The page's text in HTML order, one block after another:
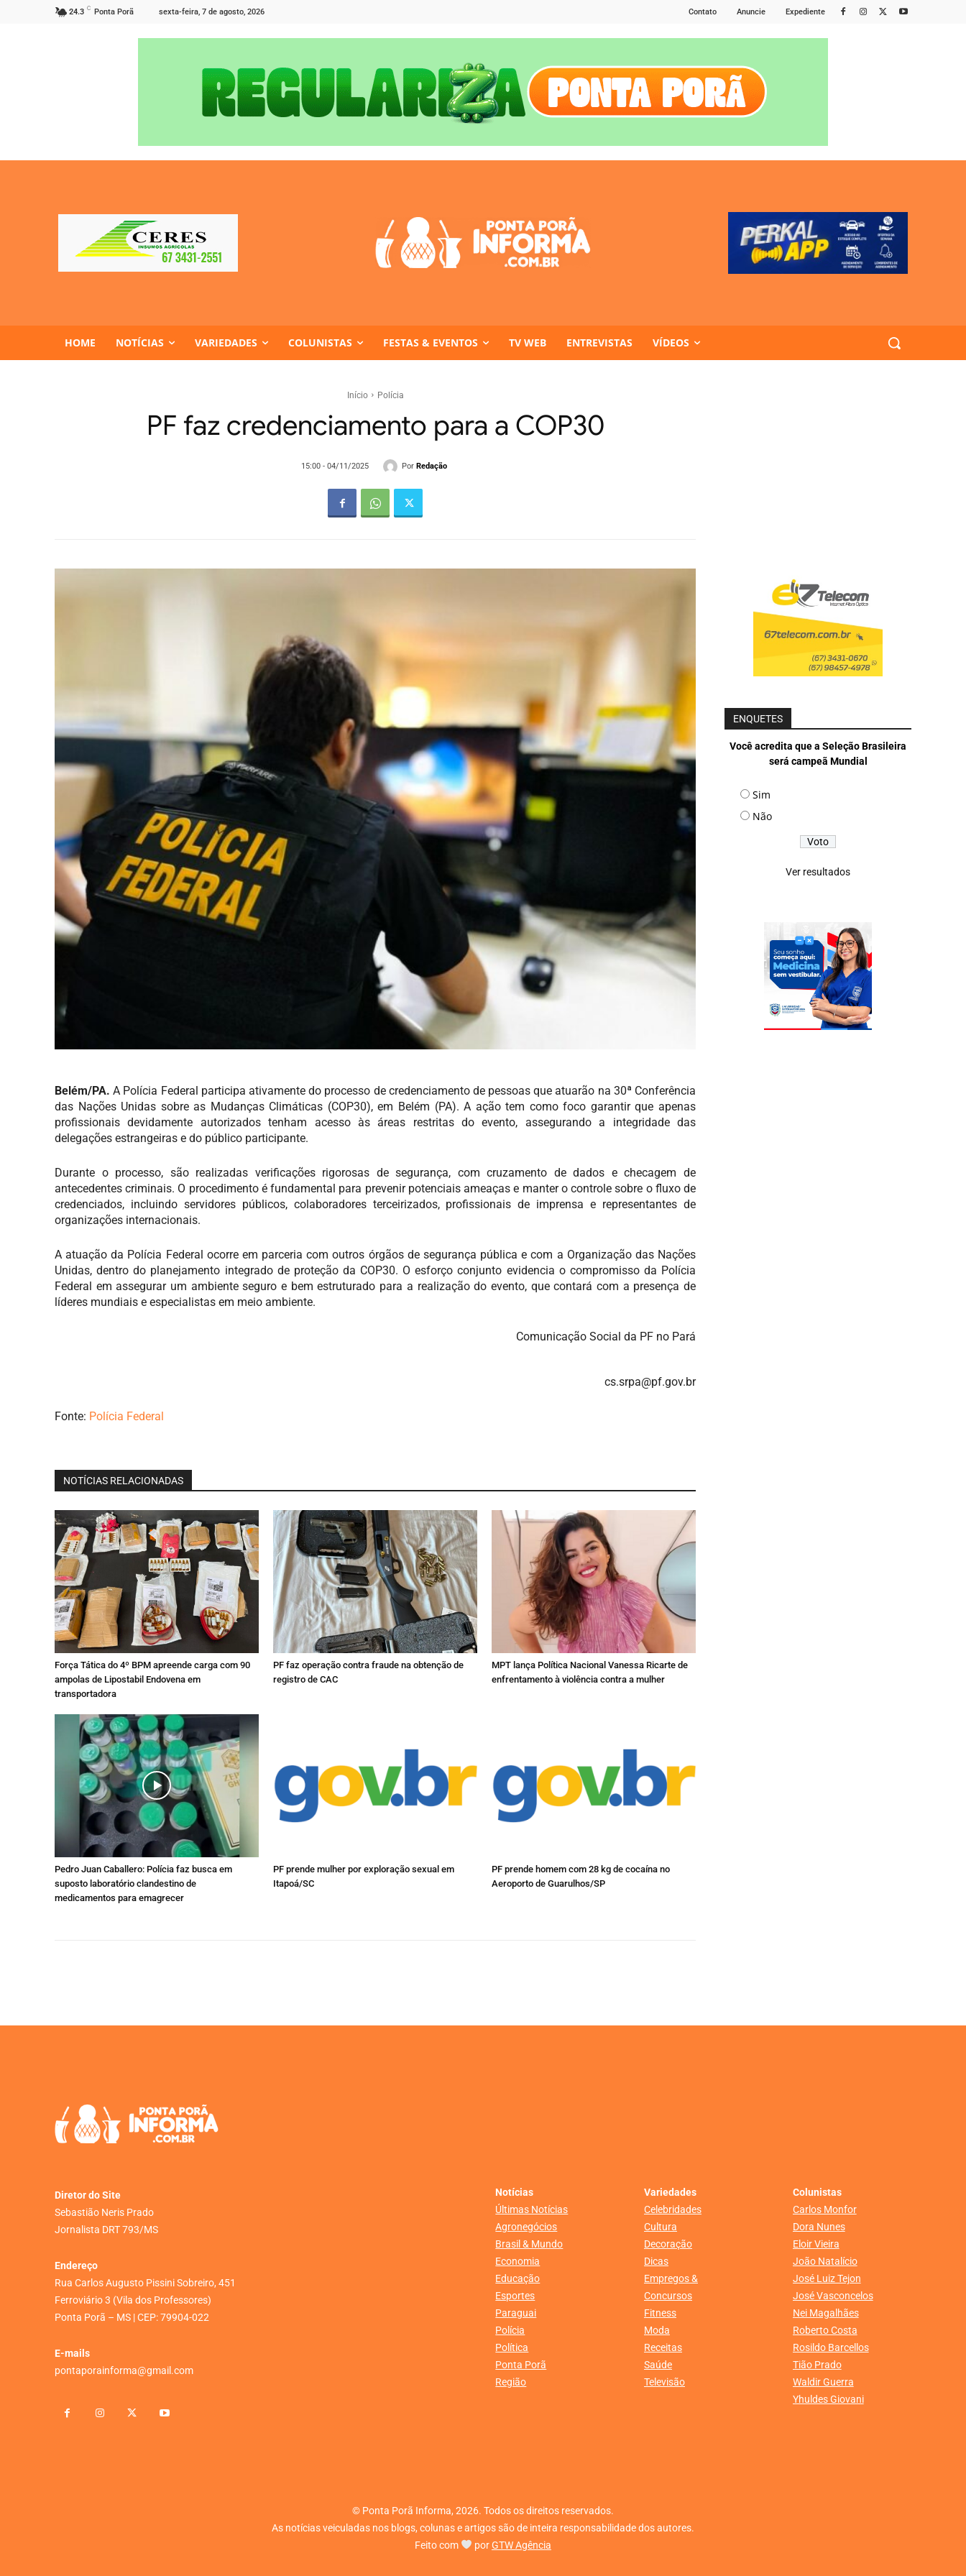
24.3 C Ponta Porã sexta-feira, 7 de agosto, 2026 Contato Anuncie Expediente
HOME NOTÍCIAS VARIEDADES COLUNISTAS FESTAS & EVENTOS TV WEB ENTREVISTAS VÍDEOS
Início Polícia
PF faz credenciamento para a COP30
15:00 - 04/11/2025 Por Redação
Belém/PA. A Polícia Federal participa ativamente do processo de credenciamento de pessoas que atuarão na 30ª Conferência
das Nações Unidas sobre as Mudanças Climáticas (COP30), em Belém (PA). A ação tem como foco garantir que apenas
profissionais devidamente autorizados tenham acesso às áreas restritas do evento, assegurando a integridade das
delegações estrangeiras e do público participante.
Durante o processo, são realizadas verificações rigorosas de segurança, com cruzamento de dados e checagem de
antecedentes criminais. O procedimento é fundamental para prevenir potenciais ameaças e manter o controle sobre o fluxo de
credenciados, incluindo servidores públicos, colaboradores terceirizados, profissionais de imprensa e representantes de
organizações internacionais.
A atuação da Polícia Federal ocorre em parceria com outros órgãos de segurança pública e com a Organização das Nações
Unidas, dentro do planejamento integrado de proteção da COP30. O esforço conjunto evidencia o compromisso da Polícia
Federal em assegurar um ambiente seguro e bem estruturado para a realização do evento, que contará com a presença de
líderes mundiais e especialistas em meio ambiente.
Comunicação Social da PF no Pará
cs.srpa@pf.gov.br
Fonte: Polícia Federal
NOTÍCIAS RELACIONADAS
Força Tática do 4º BPM apreende carga com 90
ampolas de Lipostabil Endovena em
transportadora
PF faz operação contra fraude na obtenção de
registro de CAC
MPT lança Política Nacional Vanessa Ricarte de
enfrentamento à violência contra a mulher
Pedro Juan Caballero: Polícia faz busca em
suposto laboratório clandestino de
medicamentos para emagrecer
PF prende mulher por exploração sexual em
Itapoá/SC
PF prende homem com 28 kg de cocaína no
Aeroporto de Guarulhos/SP
ENQUETES
Você acredita que a Seleção Brasileira
será campeã Mundial
Sim
Não
Ver resultados
Diretor do Site
Sebastião Neris Prado
Jornalista DRT 793/MS
Endereço
Rua Carlos Augusto Pissini Sobreiro, 451
Ferroviário 3 (Vila dos Professores)
Ponta Porã – MS | CEP: 79904-022
E-mails
pontaporainforma@gmail.com
Notícias
Últimas Notícias
Agronegócios
Brasil & Mundo
Economia
Educação
Esportes
Paraguai
Polícia
Política
Ponta Porã
Região
Variedades
Celebridades
Cultura
Decoração
Dicas
Empregos &
Concursos
Fitness
Moda
Receitas
Saúde
Televisão
Colunistas
Carlos Monfor
Dora Nunes
Eloir Vieira
João Natalício
José Luiz Tejon
José Vasconcelos
Nei Magalhães
Roberto Costa
Rosildo Barcellos
Tião Prado
Waldir Guerra
Yhuldes Giovani
© Ponta Porã Informa, 2026. Todos os direitos reservados.
As notícias veiculadas nos blogs, colunas e artigos são de inteira responsabilidade dos autores.
Feito com
porGTW Agência